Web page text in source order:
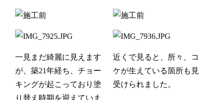
一見まだ綺麗に見えます
が、築21年経ち、チョー
キングが起こっており塗
り替え時期を迎えていま
近くで見ると、所々、コ
ケが生えている箇所も見
受けられました。